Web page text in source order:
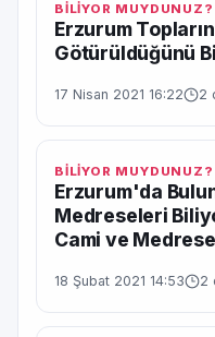
BİLİYOR MUYDUNUZ?
Erzurum
Götürüldüğünü
17 Nisan 2021 16:22 2
BİLİYOR MUYDUNUZ?
Erzurum'da
Medreseleri
Cami ve
18 Şubat 2021 14:53 2